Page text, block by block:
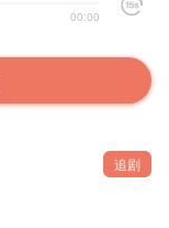
00:00
追剧